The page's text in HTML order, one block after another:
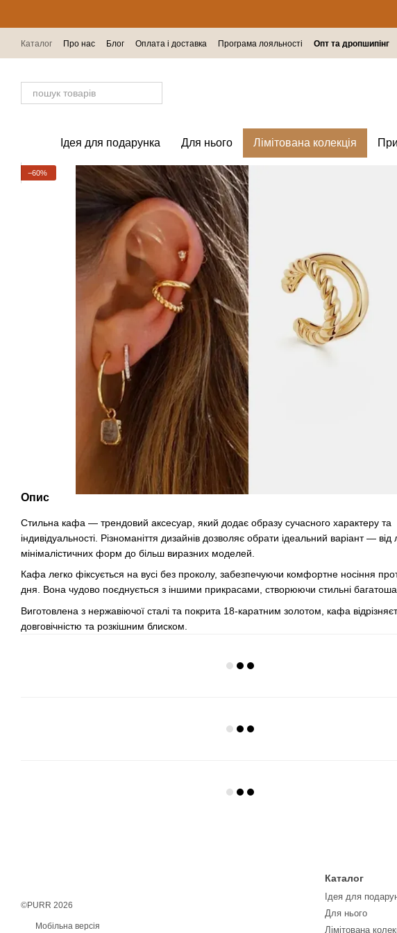
Каталог Про нас Блог Оплата і доставка Програма лояльності Опт та дропшипінг
Відгуки про магазин
Ідея для подарунка Для нього Лімітована колекція
−60%
Опис
Стильна кафа — трендовий аксесуар, який додає образу сучасного характеру та
індивідуальності. Різноманіття дизайнів дозволяє обрати ідеальний варіант — від
мінімалістичних форм до більш виразних моделей.
Кафа легко фіксується на вусі без проколу, забезпечуючи комфортне носіння
дня. Вона чудово поєднується з іншими прикрасами, створюючи стильні
Виготовлена з нержавіючої сталі та покрита 18-каратним золотом, кафа
довговічністю та розкішним блиском.
©PURR 2026
Мобільна версія
Каталог
Ідея для
Для нього
Лімітована